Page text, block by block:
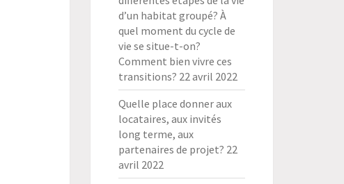
d’un habitat groupé? À
quel moment du cycle de
vie se situe-t-on?
Comment bien vivre ces
transitions? 22 avril 2022
Quelle place donner aux
locataires, aux invités
long terme, aux
partenaires de projet? 22
avril 2022